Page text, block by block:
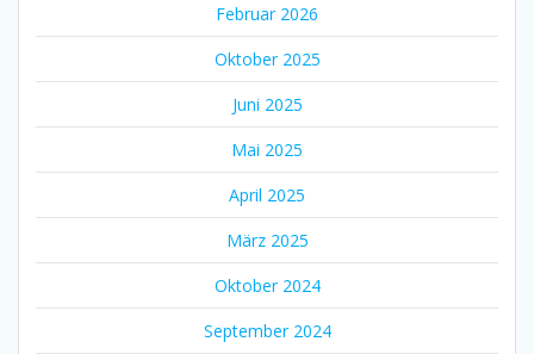
Februar 2026
Oktober 2025
Juni 2025
Mai 2025
April 2025
März 2025
Oktober 2024
September 2024